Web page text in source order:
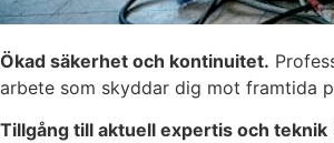
Ökad säkerhet och kontinuitet.
arbete som skyddar dig mot framtida
Tillgång till aktuell expertis och teknik